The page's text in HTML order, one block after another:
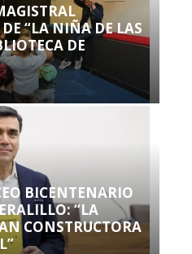
“LA NIÑA DE LAS
DE
BICENTENARIO
“LA
CONSTRUCTORA